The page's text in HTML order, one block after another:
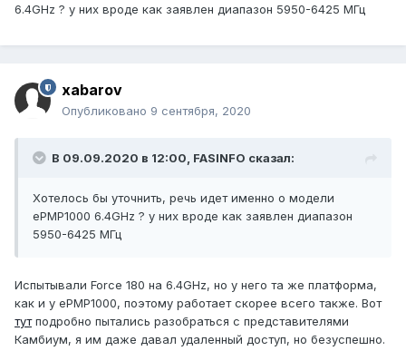
6.4GHz ? у них вроде как заявлен диапазон 5950-6425 МГц
xabarov
Опубликовано 9 сентября, 2020
В 09.09.2020 в 12:00, FASINFO сказал:
Хотелось бы уточнить, речь идет именно о модели
ePMP1000 6.4GHz ? у них вроде как заявлен диапазон
5950-6425 МГц
Испытывали Force 180 на 6.4GHz, но у него та же платформа,
как и у ePMP1000, поэтому работает скорее всего также. Вот
тутподробно пытались разобраться с представителями
Камбиум, я им даже давал удаленный доступ, но безуспешно.